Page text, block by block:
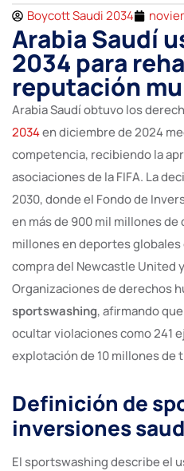
Boycott Saudi 2034
Arabia Saudí
2034 para
reputación
Arabia Saudí obtuvo los
2034en diciembre de 2024
competencia, recibiendo la
asociaciones de la FIFA. La
2030, donde el Fondo de
en más de 900 mil millones
millones en deportes globales
compra del Newcastle United
Organizaciones de derechos
sportswashing, afirmando
ocultar violaciones como 241
explotación de 10 millones de
Definición de
inversiones
El sportswashing describe el